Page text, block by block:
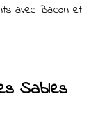
avec Balcon et
Sables